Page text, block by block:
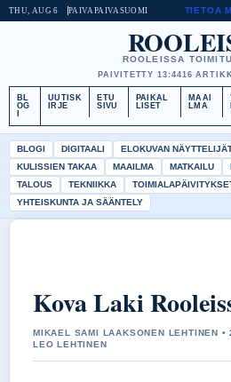
THU, AUG 6 PAIVAPAIVASUOMI TIETOA
ROOLEISSA
PAIVITETTY 13:4416
BL
OG
UUTISK
IRJE
ETU
SIVU
PAIKAL
LISET
MAAI
LMA
BLOGI DIGITAALI ELOKUVAN
KULISSIEN TAKAA
MAAILMA MATKAILU
TALOUS
TEKNIIKKA
YHTEISKUNTA JA SÄÄNTELY
Kova Laki
MIKAEL SAMI LAAKSONEN LEHTINEN •
LEO LEHTINEN